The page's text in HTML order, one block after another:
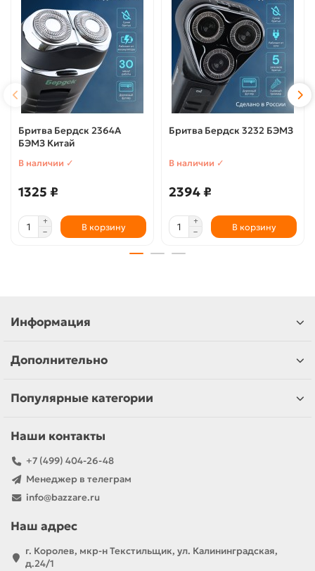
Бритва Бердск 2364А
БЭМЗ Китай
В наличии ✓
1325 ₽
В корзину
Бритва Бердск 3232 БЭМЗ
В наличии ✓
2394 ₽
В корзину
Информация
Дополнительно
Популярные категории
Наши контакты
+7 (499) 404-26-48
Менеджер в телеграм
info@bazzare.ru
Наш адрес
г. Королев, мкр-н Текстильщик, ул. Калининградская,
д.24/1